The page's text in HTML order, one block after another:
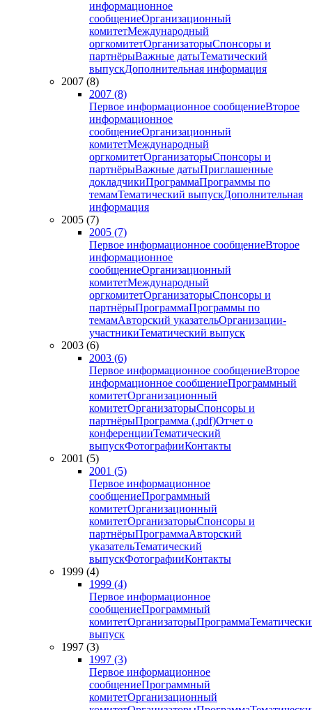
информационное
сообщениеОрганизационный
комитетМеждународный
оргкомитетОрганизаторыСпонсоры и
партнёрыВажные датыТематический
выпускДополнительная информация
2007 (8)
2007 (8)
Первое информационное сообщениеВторое
информационное
сообщениеОрганизационный
комитетМеждународный
оргкомитетОрганизаторыСпонсоры и
партнёрыВажные датыПриглашенные
докладчикиПрограммаПрограммы по
темамТематический выпускДополнительная
информация
2005 (7)
2005 (7)
Первое информационное сообщениеВторое
информационное
сообщениеОрганизационный
комитетМеждународный
оргкомитетОрганизаторыСпонсоры и
партнёрыПрограммаПрограммы по
темамАвторский указательОрганизации-
участникиТематический выпуск
2003 (6)
2003 (6)
Первое информационное сообщениеВторое
информационное сообщениеПрограммный
комитетОрганизационный
комитетОрганизаторыСпонсоры и
партнёрыПрограмма (.pdf)Отчет о
конференцииТематический
выпускФотографииКонтакты
2001 (5)
2001 (5)
Первое информационное
сообщениеПрограммный
комитетОрганизационный
комитетОрганизаторыСпонсоры и
партнёрыПрограммаАвторский
указательТематический
выпускФотографииКонтакты
1999 (4)
1999 (4)
Первое информационное
сообщениеПрограммный
комитетОрганизаторыПрограмма
выпуск
1997 (3)
1997 (3)
Первое информационное
сообщениеПрограммный
комитетОрганизационный